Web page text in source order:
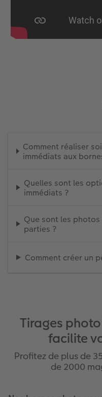
Comment réaliser
immédiats aux
Quelles sont les
immédiats ?
Que sont les
parties ?
Comment créer un
Tirages
facilite
Profitez de plus de
de 2000